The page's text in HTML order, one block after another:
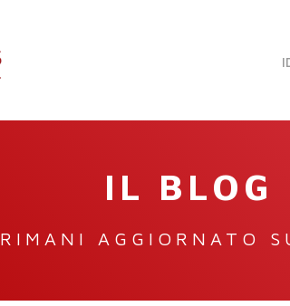
IL BLOG
RIMANI AGGIORNATO